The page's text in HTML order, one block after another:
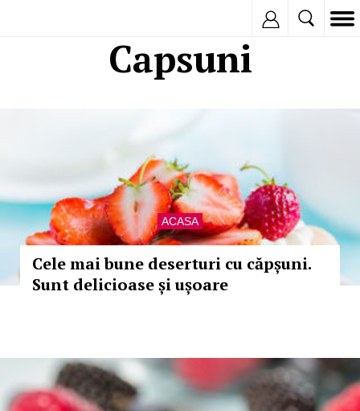
Capsuni
ACASA
Cele mai bune deserturi cu căpșuni.
Sunt delicioase și ușoare